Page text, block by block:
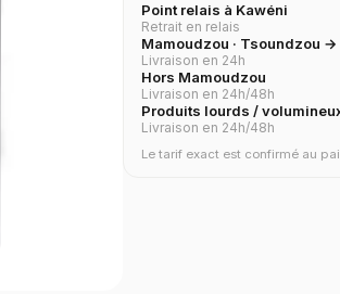
Point relais à Kawéni
Retrait en relais
Mamoudzou · Tsoundzou →
Livraison en 24h
Hors Mamoudzou
Livraison en 24h/48h
Produits lourds /
Livraison en 24h/48h
Le tarif exact est confirmé au